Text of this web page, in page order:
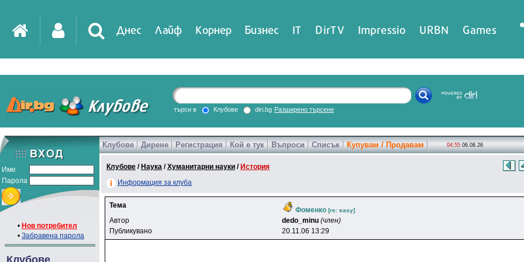
Днес Лайф Корнер Бизнес IT DirTV Impressio URBN Games
търси в Клубове diri.bg Разширено търсене
Име
Парола
• Нов потребител
• Забравена парола
Клубове
Клубове Дирене Регистрация Кой е тук Въпроси Списък Купувам / Продавам 04:55 06.08.26
Клубове / Наука /Хуманитарни науки / История
Информация за клуба
Тема
Фоменко [re: easy]
Автор dedo_minu (член)
Публикувано
20.11.06 13:29